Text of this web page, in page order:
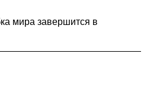
мира завершится в